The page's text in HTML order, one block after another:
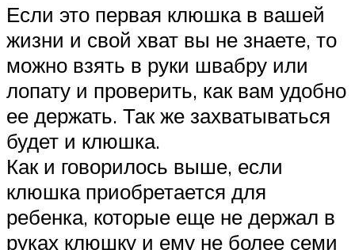
Если это первая клюшка в вашей
жизни и свой хват вы не знаете, то
можно взять в руки швабру или
лопату и проверить, как вам удобно
ее держать. Так же захватываться
будет и клюшка.
Как и говорилось выше, если
клюшка приобретается для
ребенка, которые еще не держал в
руках клюшку и ему не более семи